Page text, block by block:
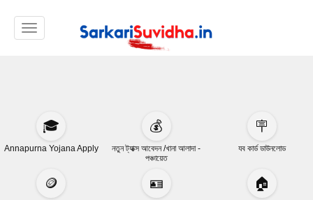
Toggle navigation
🎓
Annapurna Yojana Apply
💰
নতুন ট্যাক্স আবেদন /খানা আলাদা -
পঞ্চায়েত
🪧
যব কার্ড ডাউনলোড
🪙 🪪 🏠